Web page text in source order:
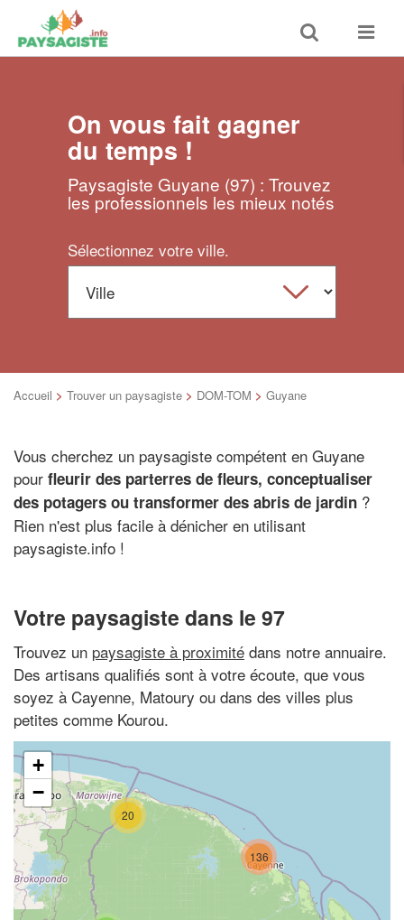
Toggle
search
Toggle
On vous fait gagner
du temps !
Paysagiste Guyane (97) : Trouvez
les professionnels les mieux notés
Sélectionnez votre ville.
Accueil > Trouver un paysagiste > DOM-TOM > Guyane
Vous cherchez un paysagiste compétent en Guyane
pour fleurir des parterres de fleurs, conceptualiser
des potagers ou transformer des abris de jardin ?
Rien n'est plus facile à dénicher en utilisant
paysagiste.info !
Votre paysagiste dans le 97
Trouvez un paysagiste à proximité dans notre annuaire.
Des artisans qualifiés sont à votre écoute, que vous
soyez à Cayenne, Matoury ou dans des villes plus
petites comme Kourou.
20
136
+
−